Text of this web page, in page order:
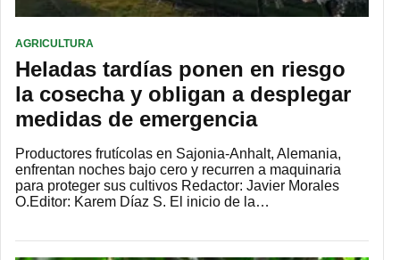
AGRICULTURA
Heladas tardías ponen en riesgo
la cosecha y obligan a desplegar
medidas de emergencia
Productores frutícolas en Sajonia-Anhalt, Alemania,
enfrentan noches bajo cero y recurren a maquinaria
para proteger sus cultivos Redactor: Javier Morales
O.Editor: Karem Díaz S. El inicio de la…